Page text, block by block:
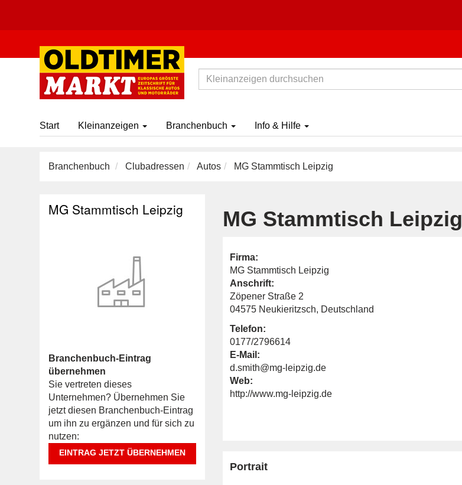
Start Kleinanzeigen Branchenbuch Info & Hilfe
Branchenbuch Clubadressen Autos MG Stammtisch Leipzig
MG Stammtisch Leipzig
Firma:
MG Stammtisch Leipzig
Anschrift:
Zöpener Straße 2
04575 Neukieritzsch, Deutschland
Telefon:
0177/2796614
E-Mail:
d.smith@mg-leipzig.de
Web:
http://www.mg-leipzig.de
Portrait
MG Stammtisch Leipzig
Branchenbuch-Eintrag
übernehmen
Sie vertreten dieses
Unternehmen? Übernehmen Sie
jetzt diesen Branchenbuch-Eintrag
um ihn zu ergänzen und für sich zu
nutzen:
EINTRAG JETZT ÜBERNEHMEN